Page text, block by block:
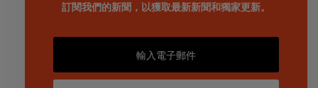
訂閱我們的新聞，以獲取最新新聞和獨家更新。